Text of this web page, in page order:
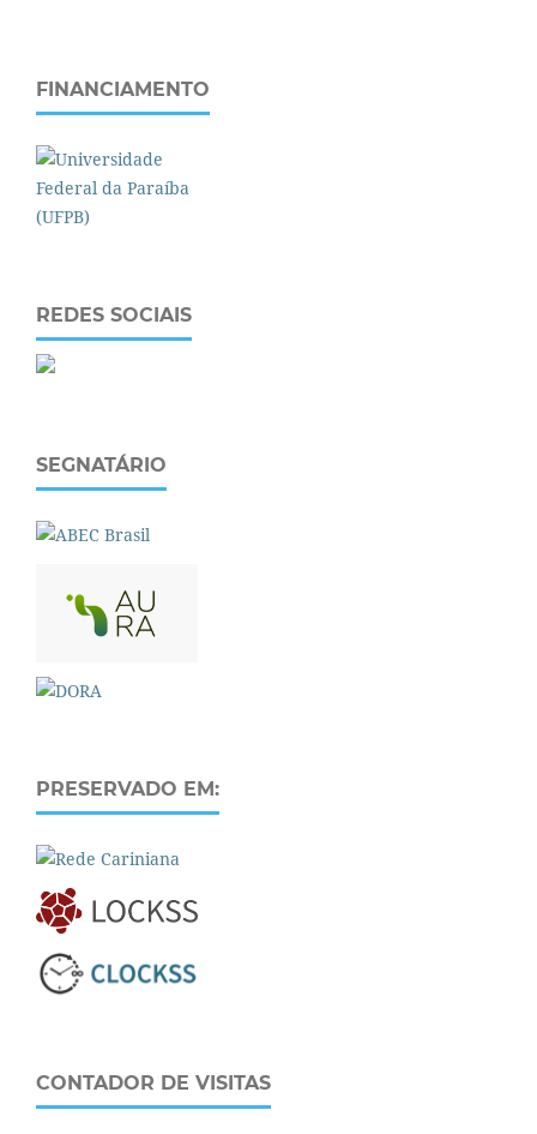
FINANCIAMENTO
REDES SOCIAIS
SEGNATÁRIO
PRESERVADO EM:
CONTADOR DE VISITAS